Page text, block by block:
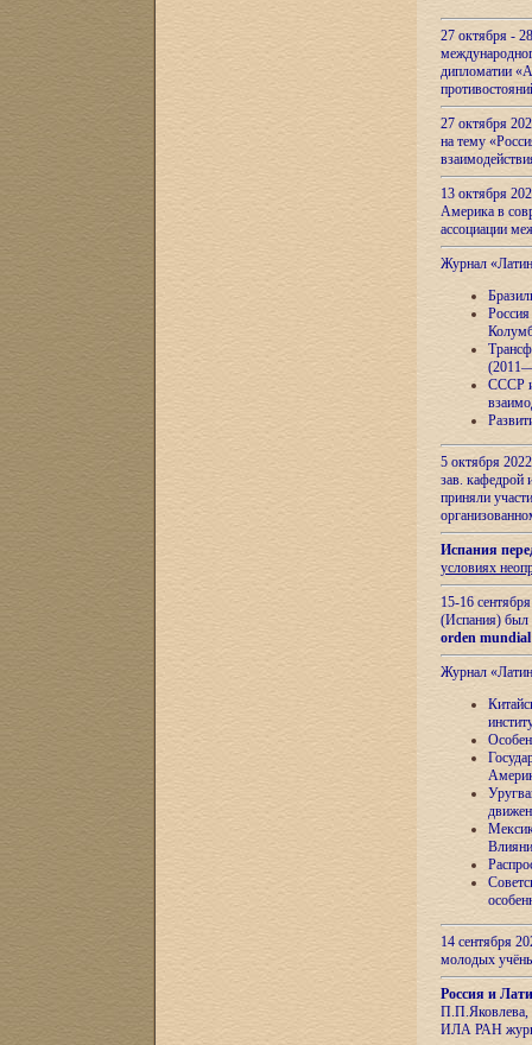
27 октября -
дипломатии
27 октября
на тему
13 октября
Америка в
ассоциации
Журнал
СССР и
5 октября
зав.
приняли
Испания
условиях
15-16
(Испания) был
orden
Журнал
14 сентября
молодых
Россия и
П.П.Яковлева,
ИЛА РАН